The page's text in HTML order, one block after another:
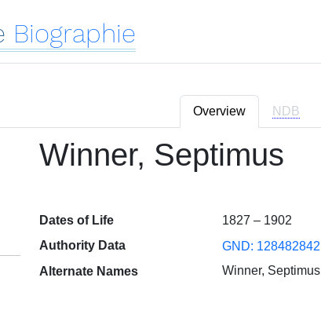
Biographie
Overview NDB
Winner, Septimus
Dates of Life
1827 – 1902
Authority Data
GND: 128482842
Alternate Names
Winner, Septimus